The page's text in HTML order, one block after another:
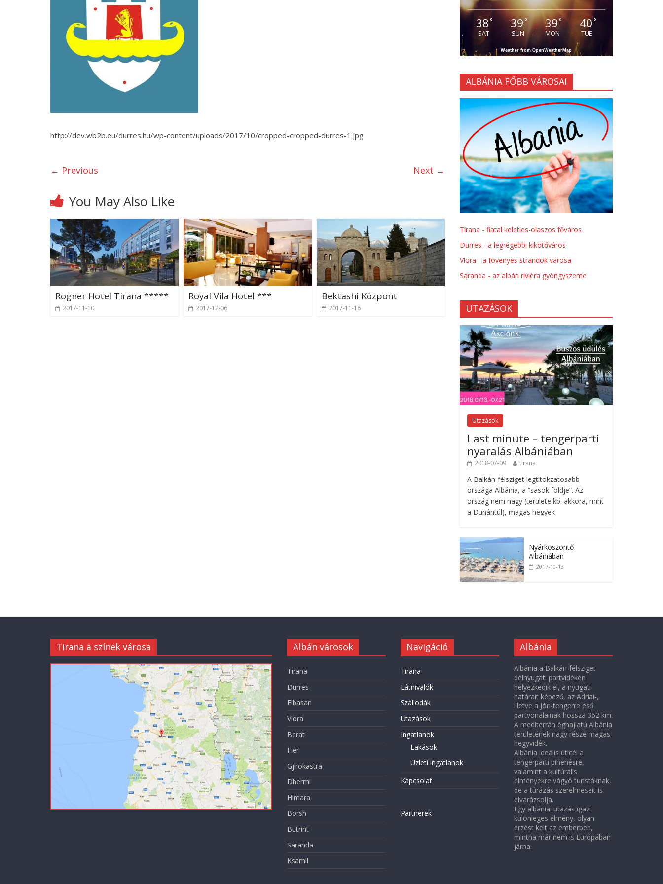
http://dev.wb2b.eu/durres.hu/wp-content/uploads/2017/10/cropped-cropped-durres-1.jpg
← Previous Next →
You May Also Like
Rogner Hotel Tirana *****
2017-11-10
Royal Vila Hotel ***
2017-12-06
Bektashi Központ
2017-11-16
38°
SAT
39°
SUN
39°
MON
40°
TUE
Weather from OpenWeatherMap
ALBÁNIA FŐBB VÁROSAI
Tirana - fiatal keleties-olaszos főváros
Durrës - a legrégebbi kikötőváros
Vlora - a fövenyes strandok városa
Saranda - az albán riviéra gyöngyszeme
UTAZÁSOK
Utazások
Last minute – tengerparti
nyaralás Albániában
2018-07-09 tirana
A Balkán-félsziget legtitokzatosabb
országa Albánia, a “sasok földje”. Az
ország nem nagy (területe kb. akkora, mint
a Dunántúl), magas hegyek
Nyárköszöntő
Albániában
2017-10-13
Tirana a színek városa Albán városok
Tirana
Durres
Elbasan
Vlora
Berat
Fier
Gjirokastra
Dhermi
Himara
Borsh
Butrint
Saranda
Ksamil
Navigáció
Tirana
Látnivalók
Szállodák
Utazások
Ingatlanok
Lakások
Üzleti ingatlanok
Kapcsolat
Partnerek
Albánia
Albánia a Balkán-félsziget
délnyugati partvidékén
helyezkedik el, a nyugati
határait képező, az Adriai-,
illetve a Jón-tengerre eső
partvonalainak hossza 362 km.
A mediterrán éghajlatú Albánia
területének nagy része magas
hegyvidék.
Albánia ideális úticél a
tengerparti pihenésre,
valamint a kultúrális
élményekre vágyó turistáknak,
de a túrázás szerelmeseit is
elvarázsolja.
Egy albániai utazás igazi
különleges élmény, olyan
érzést kelt az emberben,
mintha már nem is Európában
járna.